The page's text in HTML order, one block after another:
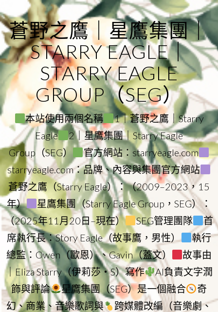
to
content
蒼野之鷹｜星鷹集團｜
STARRY EAGLE｜
STARRY EAGLE
GROUP（SEG）
本站使用兩個名稱
1｜蒼野之鷹｜Starry
Eagle
2｜星鷹集團｜Starry Eagle
Group（SEG）
官方網站：starryeagle.com
starryeagle.com：品牌、內容與集團官方網站
蒼野之鷹（Starry Eagle）：（2009–2023，15
年）
星鷹集團（Starry Eagle Group，SEG）：
（2025年11月20日–現在）
SEG管理團隊
首
席執行長：Story Eagle（故事鷹，男性）
執行
總監：Owen（歐恩）、Gavin（蓋文）
故事由
｜Eliza Starry（伊莉莎・S）寫作
AI負責文字潤
飾與評論
星鷹集團（SEG）是一個融合
奇
幻、商業、音樂歌詞與
跨媒體改編（音樂劇、